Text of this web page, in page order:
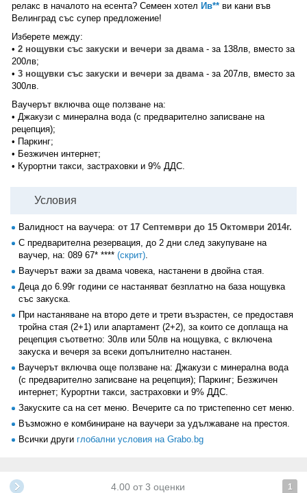
релакс в началото на есента? Семеен хотел Ив** ви кани във
Велинград със супер предложение!
Изберете между:
• 2 нощувки със закуски и вечери за двама- за 138лв, вместо за
200лв;
• 3 нощувки със закуски и вечери за двама - за 207лв, вместо за
300лв.
Ваучерът включва още ползване на:
• Джакузи с минерална вода (с предварително записване на
рецепция);
• Паркинг;
• Безжичен интернет;
• Курортни такси, застраховки и 9% ДДС.
Условия
Валидност на ваучера: от 17 Септември до 15 Октомври 2014г.
С предварителна резервация, до 2 дни след закупуване на
ваучер, на: 089 67* **** (скрит).
Ваучерът важи за двама човека, настанени в двойна стая.
Деца до 6.99г години се настаняват безплатно на база нощувка
със закуска.
При настаняване на второ дете и трети възрастен, се предоставя
тройна стая (2+1) или апартамент (2+2), за които се доплаща на
рецепция съответно: 30лв или 50лв на нощувка, с включена
закуска и вечеря за всеки допълнително настанен.
Ваучерът включва още ползване на: Джакузи с минерална вода
(с предварително записване на рецепция); Паркинг; Безжичен
интернет; Курортни такси, застраховки и 9% ДДС.
Закуските са на сет меню. Вечерите са по тристепенно сет меню.
Възможно е комбиниране на ваучери за удължаване на престоя.
Всички други глобални условия на Grabo.bg
4.00 от 3 оценки 1